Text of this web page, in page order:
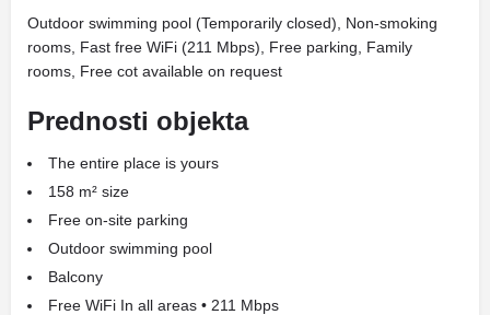
Outdoor swimming pool (Temporarily closed), Non-smoking
rooms, Fast free WiFi (211 Mbps), Free parking, Family
rooms, Free cot available on request
Prednosti objekta
The entire place is yours
158 m² size
Free on-site parking
Outdoor swimming pool
Balcony
Free WiFi In all areas • 211 Mbps